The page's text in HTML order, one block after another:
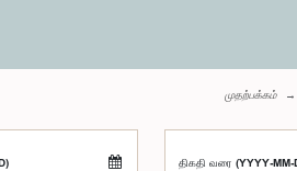
முதற்பக்கம்
திகதி வரை (YYYY-MM-